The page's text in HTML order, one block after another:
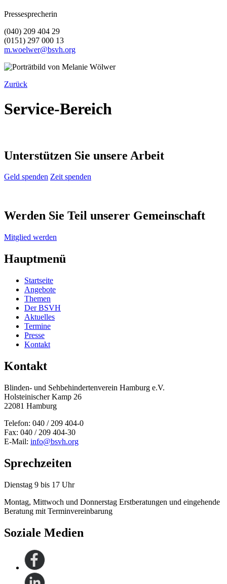
Pressesprecherin
(040) 209 404 29
(0151) 297 000 13
m.woelwer@bsvh.org
Zurück
Service-Bereich
Unterstützen Sie unsere Arbeit
Geld spenden Zeit spenden
Werden Sie Teil unserer Gemeinschaft
Mitglied werden
Hauptmenü
Startseite
Angebote
Themen
Der BSVH
Aktuelles
Termine
Presse
Kontakt
Kontakt
Blinden- und Sehbehinderten­verein Hamburg e.V.
Holsteinischer Kamp 26
22081 Hamburg
Telefon: 040 / 209 404-0
Fax: 040 / 209 404-30
E-Mail: info@bsvh.org
Sprechzeiten
Dienstag 9 bis 17 Uhr
Montag, Mittwoch und Donnerstag Erstberatungen und eingehende
Beratung mit Terminvereinbarung
Soziale Medien